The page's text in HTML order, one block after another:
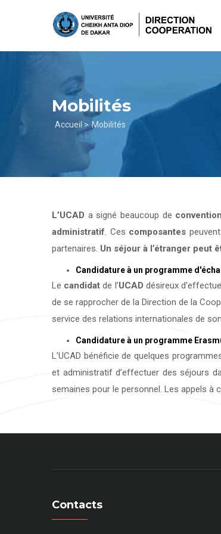
principal
Mobilités
Fil
d'Ariane
Accueil > Mobilités
L’UCAD a signé beaucoup de
administratif. Ces composantes
partenaires. Un séjour à l’étranger peut
Candidature à un programme
Le candidat de l’UCAD désireux
de se rapprocher de la Direction de la
service des relations internationales de
Candidature à un programme
L’UCAD bénéficie de quelques
et administratif d’effectuer des séjours
semaines pour le personnel. Les appels à
Contacts